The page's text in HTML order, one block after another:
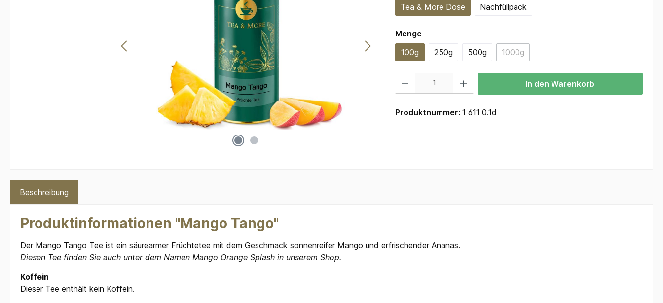
Tea & More Dose
Nachfüllpack
Mengeauswählen
100g
250g 500g 1000g(Diese Option ist zurzeit nicht verfügbar.)
In den Warenkorb
Produktnummer: 1 611 0.1d
Beschreibung
Produktinformationen "Mango Tango"
Der Mango Tango Tee ist ein säurearmer Früchtetee mit dem Geschmack sonnenreifer Mango und erfrischender Ananas.
Diesen Tee finden Sie auch unter dem Namen Mango Orange Splash in unserem Shop.
Koffein
Dieser Tee enthält kein Koffein.